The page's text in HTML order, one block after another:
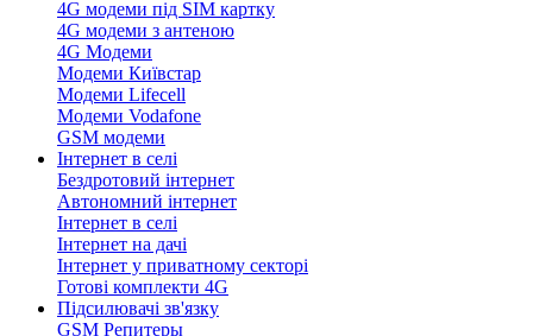
4G модеми під SIM картку
4G модеми з антеною
4G Модеми
Модеми Київстар
Модеми Lifecell
Модеми Vodafone
GSM модеми
Інтернет в селі
Бездротовий інтернет
Автономний інтернет
Інтернет в селі
Інтернет на дачі
Інтернет у приватному секторі
Готові комплекти 4G
Підсилювачі зв'язку
GSM Репитеры